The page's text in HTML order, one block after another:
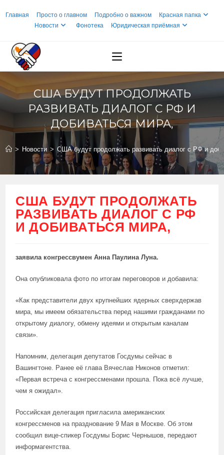
Главная Просто о главном Подробно о важном
Красная папка
Новости
Фонотека Юридическая приёмная
США БУДУТ ПРОДОЛЖАТЬ
РАЗВИВАТЬ ДИАЛОГ С РФ И
ДОБИВАТЬСЯ МИРА,
> Новости > США будут продолжать развивать диалог с РФ и
США БУДУТ ПРОДОЛЖАТЬ
РАЗВИВАТЬ ДИАЛОГ С РФ
И ДОБИВАТЬСЯ МИРА,
заявила конгрессвумен Анна Паулина Луна.
Она опубликовала фото по итогам переговоров и добавила:
«Как представители двух крупнейших ядерных сверхдержав
мира, мы имеем обязательства перед нашими гражданами по
открытому диалогу, обмену идеями и открытым каналам
связи».
Напомним, делегация депутатов Госдумы сейчас в
Вашингтоне. Ранее её глава Вячеслав Никонов отметил:
«Первая встреча с конгрессменами прошла. Пока всё лучше,
чем я ожидал».
Российская делегация пригласила американских
конгрессменов на празднование 9 Мая в Москве. Об этом
сообщил вице-спикер Госдумы Борис Чернышов, передают
информагентства.